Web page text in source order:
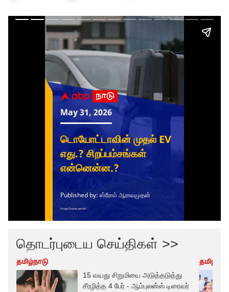
தொடர்புடைய செய்திகள் >>
தமிழ்நாடு
15 வயது சிறுமியை அடுத்தடுத்து
சீரழித்த 4 பேர் - ஆம்புலன்ஸ் டிரைவர்